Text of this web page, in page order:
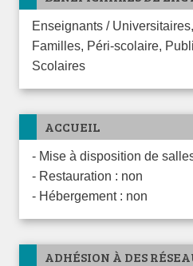
Enseignants / Universitaires, Etudiants,
Familles, Péri-scolaire,
Scolaires
ACCUEIL
- Mise à disposition de
- Restauration : non
- Hébergement : non
ADHÉSION À DES